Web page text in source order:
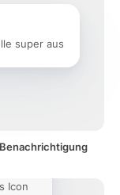
super aus
Icon